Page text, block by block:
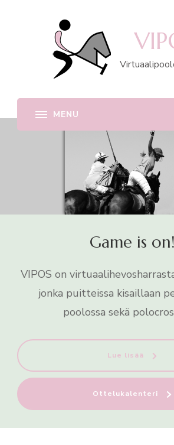
Game is on!
VIPOS on
jonka puitteissa kisaillaan
poolossa sekä
Lue lisää
Ottelukalenteri